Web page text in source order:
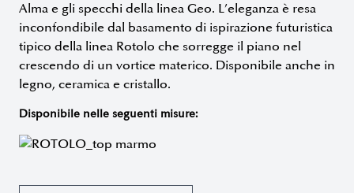
Alma e gli specchi della linea Geo. L’eleganza è resa
inconfondibile dal basamento di ispirazione futuristica
tipico della linea Rotolo che sorregge il piano nel
crescendo di un vortice materico. Disponibile anche in
legno, ceramica e cristallo.
Disponibile nelle seguenti misure: